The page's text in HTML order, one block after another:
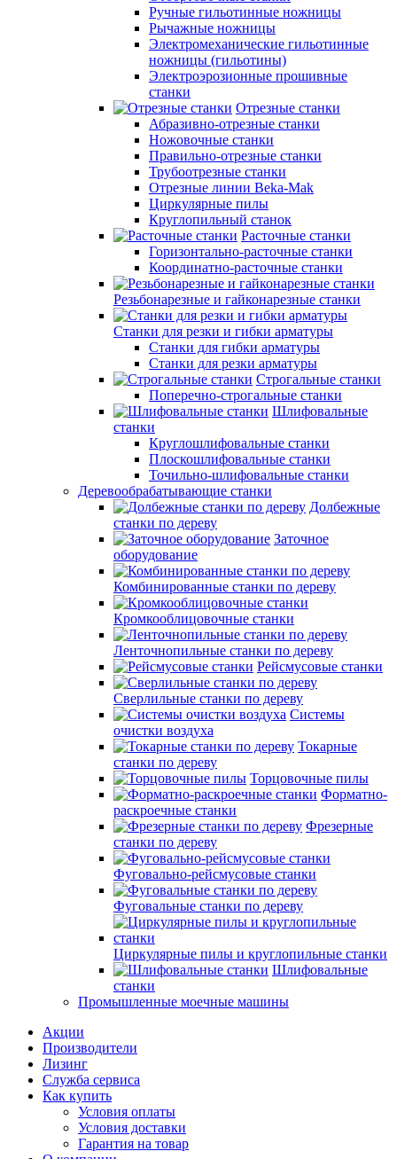
Ручные гильотинные ножницы
Рычажные ножницы
Электромеханические гильотинные
ножницы (гильотины)
Электроэрозионные прошивные
станки
Отрезные станки
Абразивно-отрезные станки
Ножовочные станки
Правильно-отрезные станки
Трубоотрезные станки
Отрезные линии Beka-Mak
Циркулярные пилы
Круглопильный станок
Расточные станки
Горизонтально-расточные станки
Координатно-расточные станки
Резьбонарезные и гайконарезные станки
Станки для резки и гибки арматуры
Станки для гибки арматуры
Станки для резки арматуры
Строгальные станки
Поперечно-строгальные станки
Шлифовальные
станки
Круглошлифовальные станки
Плоскошлифовальные станки
Точильно-шлифовальные станки
Деревообрабатывающие станки
Долбежные
станки по дереву
Заточное
оборудование
Комбинированные станки по дереву
Кромкооблицовочные станки
Ленточнопильные станки по дереву
Рейсмусовые станки
Сверлильные станки по дереву
Системы
очистки воздуха
Токарные
станки по дереву
Торцовочные пилы
Форматно-
раскроечные станки
Фрезерные
станки по дереву
Фуговально-рейсмусовые станки
Фуговальные станки по дереву
Циркулярные пилы и круглопильные станки
Шлифовальные
станки
Промышленные моечные машины
Акции
Производители
Лизинг
Служба сервиса
Как купить
Условия оплаты
Условия доставки
Гарантия на товар